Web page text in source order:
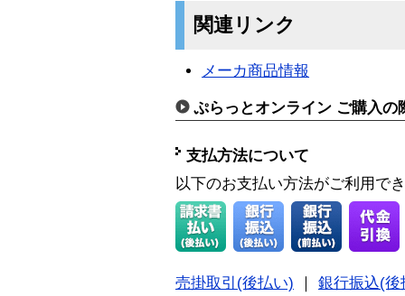
関連リンク
メーカ商品情報
ぷらっとオンライン ご購入の
支払方法について
以下のお支払い方法がご利用で
売掛取引(後払い)
銀行振込(後